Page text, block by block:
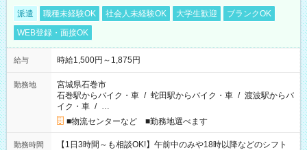
派遣 職種未経験OK 社会人未経験OK 大学生歓迎
ブランクOK
WEB登録・面接OK
給与 時給1,500円～1,875円
勤務地
宮城県石巻市
石巻駅からバイク・車 / 蛇田駅からバイク・車 / 渡波駅からバ
イク・車 / …
■物流センターなど ■勤務地選べます
勤務時間
【1日3時間～も相談OK!】午前中のみや18時以降などのシフト